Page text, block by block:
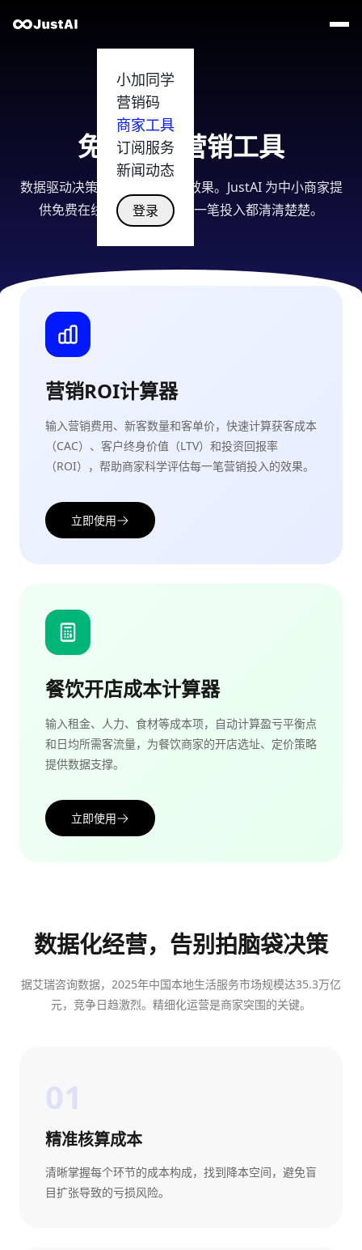
小加同学
营销码
商家工具
订阅服务
新闻动态
登录
免费商家营销工具
数据驱动决策，科学评估营销效果。JustAI 为中小商家提
供免费在线计算工具，让每一笔投入都清清楚楚。
营销ROI计算器
输入营销费用、新客数量和客单价，快速计算获客成本
（CAC）、客户终身价值（LTV）和投资回报率
（ROI），帮助商家科学评估每一笔营销投入的效果。
立即使用
餐饮开店成本计算器
输入租金、人力、食材等成本项，自动计算盈亏平衡点
和日均所需客流量，为餐饮商家的开店选址、定价策略
提供数据支撑。
立即使用
数据化经营，告别拍脑袋决策
据艾瑞咨询数据，2025年中国本地生活服务市场规模达35.3万亿
元，竞争日趋激烈。精细化运营是商家突围的关键。
01
精准核算成本
清晰掌握每个环节的成本构成，找到降本空间，避免盲
目扩张导致的亏损风险。